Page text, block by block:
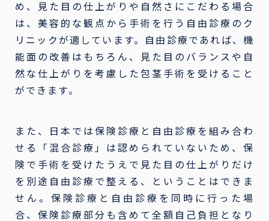
め、見た目の仕上がりや自然さにこだわる場合
は、美容的な観点から手術を行う自由診療のク
リニックが適しています。自由診療であれば、機
能面の改善はもちろん、見た目のバランスや自
然な仕上がりを考慮した包茎手術を受けること
ができます。
また、日本では保険診療と自由診療を組み合わ
せる「混合診療」は認められていないため、保
険で手術を受けたうえで見た目の仕上がりだけ
を別途自由診療で整える、ということはできま
せん。保険診療と自由診療を同時に行った場
合、保険診療部分も含めて全額自己負担となり